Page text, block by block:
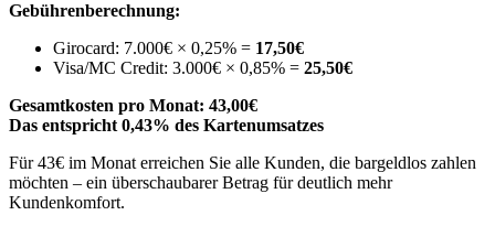
Gebührenberechnung:
Girocard: 7.000€ × 0,25% = 17,50€
Visa/MC Credit: 3.000€ × 0,85% = 25,50€
Gesamtkosten pro Monat: 43,00€
Das entspricht 0,43% des Kartenumsatzes
Für 43€ im Monat erreichen Sie alle Kunden, die bargeldlos zahlen
möchten – ein überschaubarer Betrag für deutlich mehr
Kundenkomfort.